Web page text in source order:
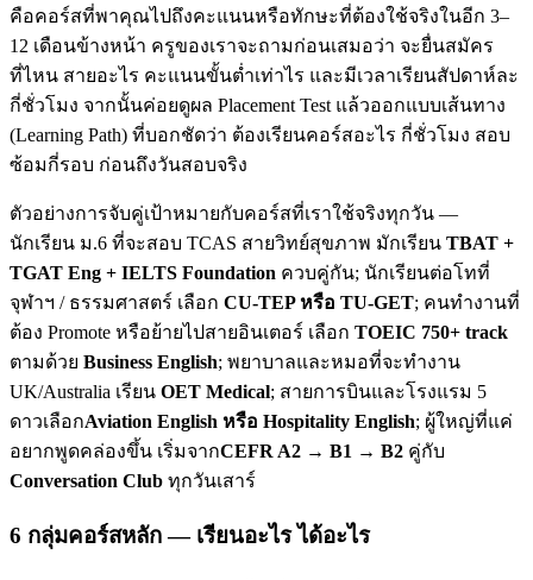
คือคอร์สที่พาคุณไปถึงคะแนนหรือทักษะที่ต้องใช้จริงในอีก 3–
12 เดือนข้างหน้า ครูของเราจะถามก่อนเสมอว่า จะยื่นสมัคร
ที่ไหน สายอะไร คะแนนขั้นต่ำเท่าไร และมีเวลาเรียนสัปดาห์ละ
กี่ชั่วโมง จากนั้นค่อยดูผล Placement Test แล้วออกแบบเส้นทาง
(Learning Path) ที่บอกชัดว่า ต้องเรียนคอร์สอะไร กี่ชั่วโมง สอบ
ซ้อมกี่รอบ ก่อนถึงวันสอบจริง
ตัวอย่างการจับคู่เป้าหมายกับคอร์สที่เราใช้จริงทุกวัน —
นักเรียน ม.6 ที่จะสอบ TCAS สายวิทย์สุขภาพ มักเรียน TBAT +
TGAT Eng + IELTS Foundation ควบคู่กัน; นักเรียนต่อโทที่
จุฬาฯ / ธรรมศาสตร์ เลือก CU-TEP หรือ TU-GET; คนทำงานที่
ต้อง Promote หรือย้ายไปสายอินเตอร์ เลือก TOEIC 750+ track
ตามด้วย Business English; พยาบาลและหมอที่จะทำงาน
UK/Australia เรียน OET Medical; สายการบินและโรงแรม 5
ดาวเลือกAviation English หรือ Hospitality English; ผู้ใหญ่ที่แค่
อยากพูดคล่องขึ้น เริ่มจากCEFR A2 → B1 → B2 คู่กับ
Conversation Club ทุกวันเสาร์
6 กลุ่มคอร์สหลัก — เรียนอะไร ได้อะไร